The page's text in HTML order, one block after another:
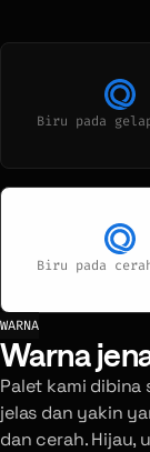
Biru pada
Biru pada
WARNA
Warna
Palet kami dibina
jelas dan yakin
dan cerah. Hijau,